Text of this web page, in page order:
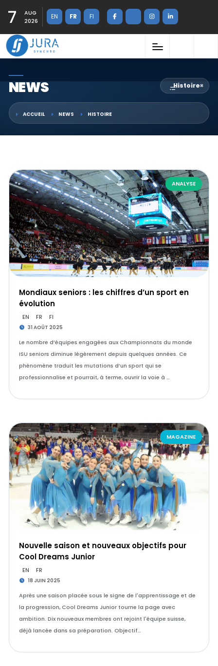
7
AUG
2026
EN FR FI
NEWS Histoire×
ACCUEIL NEWS HISTOIRE
ANALYSE
Mondiaux seniors : les chiffres d’un sport en
évolution
EN FR FI
31 AOÛT 2025
Le nombre d’équipes engagées aux Championnats du monde
ISU seniors diminue légèrement depuis quelques années. Ce
phénomène traduit les mutations d’un sport qui se
professionnalise et pourrait, à terme, ouvrir la voie à …
MAGAZINE
Nouvelle saison et nouveaux objectifs pour
Cool Dreams Junior
EN FR
18 JUIN 2025
Après une saison placée sous le signe de l'apprentissage et de
la progression, Cool Dreams Junior tourne la page avec
ambition. Dix nouveaux membres ont rejoint l'équipe suisse,
déjà lancée dans sa préparation. Objectif…